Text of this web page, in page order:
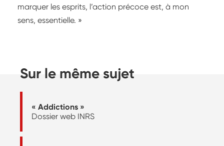
marquer les esprits, l’action précoce est, à mon
sens, essentielle. »
Sur le même sujet
« Addictions »
Dossier web INRS